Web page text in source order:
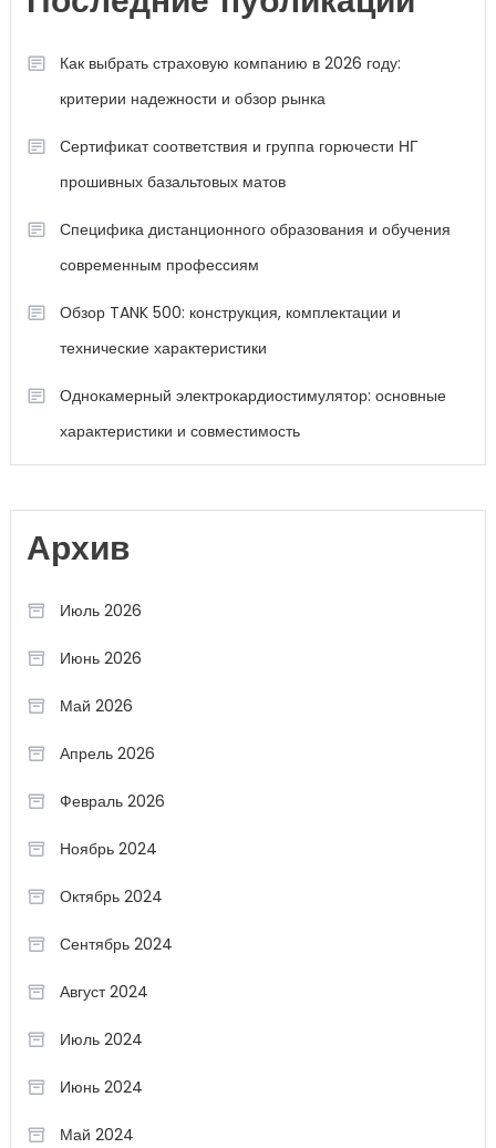
Как выбрать страховую компанию в 2026 году:
критерии надежности и обзор рынка
Сертификат соответствия и группа горючести НГ
прошивных базальтовых матов
Специфика дистанционного образования и обучения
современным профессиям
Обзор TANK 500: конструкция, комплектации и
технические характеристики
Однокамерный электрокардиостимулятор: основные
характеристики и совместимость
Архив
Июль 2026
Июнь 2026
Май 2026
Апрель 2026
Февраль 2026
Ноябрь 2024
Октябрь 2024
Сентябрь 2024
Август 2024
Июль 2024
Июнь 2024
Май 2024